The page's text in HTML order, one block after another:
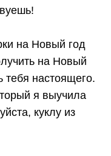
на Новый год
на Новый
тебя настоящего.
я выучила
куклу из